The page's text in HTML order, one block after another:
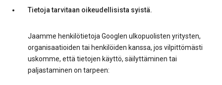
Tietoja tarvitaan oikeudellisista syistä.
Jaamme henkilötietoja Googlen ulkopuolisten yritysten,
organisaatioiden tai henkilöiden kanssa, jos vilpittömästi
uskomme, että tietojen käyttö, säilyttäminen tai
paljastaminen on tarpeen: